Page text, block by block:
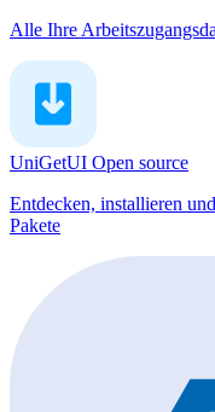
Alle Ihre
UniGetUI Open source
Entdecken, installieren
Pakete